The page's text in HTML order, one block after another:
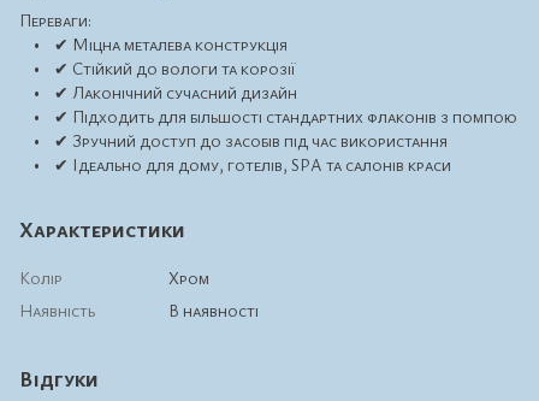
Переваги:
• ✔ Міцна металева конструкція
• ✔ Стійкий до вологи та корозії
• ✔ Лаконічний сучасний дизайн
• ✔ Підходить для більшості стандартних флаконів з помпою
• ✔ Зручний доступ до засобів під час використання
• ✔ Ідеально для дому, готелів, SPA та салонів краси
Характеристики
Колір
Хром
Наявність
В наявності
Відгуки